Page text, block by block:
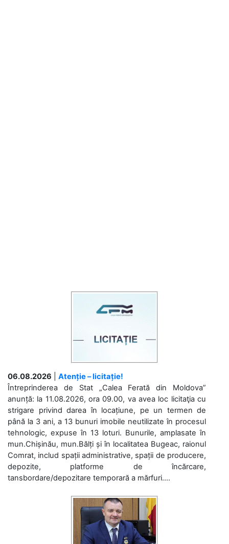
06.08.2026
Atenție – licitație!
Întreprinderea de Stat „Calea Ferată din Moldova”
anunță: la 11.08.2026, ora 09.00, va avea loc licitaţia cu
strigare privind darea în locațiune, pe un termen de
până la 3 ani, a 13 bunuri imobile neutilizate în procesul
tehnologic, expuse în 13 loturi. Bunurile, amplasate în
mun.Chișinău, mun.Bălți și în localitatea Bugeac, raionul
Comrat, includ spații administrative, spații de producere,
depozite, platforme de încărcare,
tansbordare/depozitare temporară a mărfuri....